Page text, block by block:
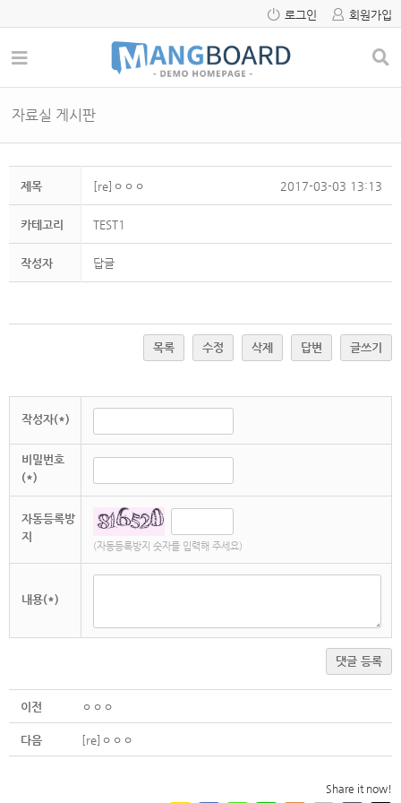
로그인 회원가입
자료실 게시판
제목 [re]ㅇㅇㅇ 2017-03-03 13:13
카테고리 TEST1
작성자 답글
목록 수정 삭제 답변 글쓰기
작성자(*)
비밀번호
(*)
자동등록방
지
(자동등록방지 숫자를 입력해 주세요)
내용(*)
댓글 등록
이전 ㅇㅇㅇ
다음 [re]ㅇㅇㅇ
Share it now!